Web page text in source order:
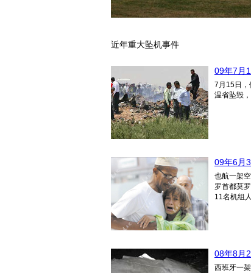
近年重大坠机事件
09年7月
7月15日，
温省坠毁
09年6月
也航一架
罗首都莫
11名机组
08年8月
西班牙一